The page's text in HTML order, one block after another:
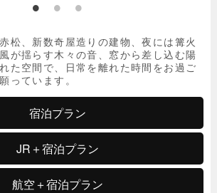
松、新数奇屋造りの建物、夜には篝火
が揺らす木々の音、窓から差し込む陽
た空間で、日常を離れた時間をお過ご
っています。
宿泊プラン
JR＋宿泊プラン
航空＋宿泊プラン